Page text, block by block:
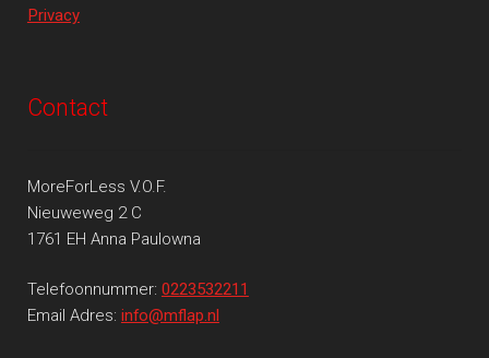
Privacy
Contact
MoreForLess V.O.F.
Nieuweweg 2 C
1761 EH Anna Paulowna
Telefoonnummer: 0223532211
Email Adres: info@mflap.nl